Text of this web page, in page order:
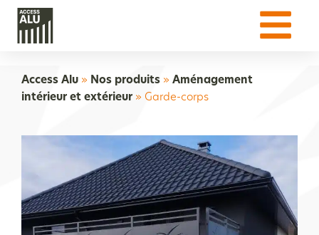
Access Alu » Nos produits » Aménagement
intérieur et extérieur » Garde-corps